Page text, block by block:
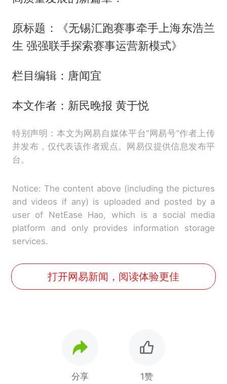
原标题：《无锡汇跑赛事牵手上海东浩兰
生 强强联手探索赛事运营新模式》
栏目编辑：唐闻宜
本文作者：新民晚报 黄于悦
特别声明：本文为网易自媒体平台“网易号”作者上传
并发布，仅代表该作者观点。网易仅提供信息发布平
台。
Notice: The content above (including the pictures
and videos if any) is uploaded and posted by a
user of NetEase Hao, which is a social media
platform and only provides information storage
services.
打开网易新闻，阅读体验更佳
分享 1赞